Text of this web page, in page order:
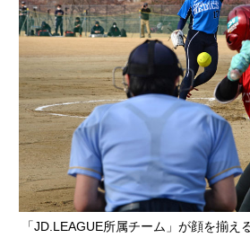
「JD.LEAGUE所属チーム」が顔を揃え